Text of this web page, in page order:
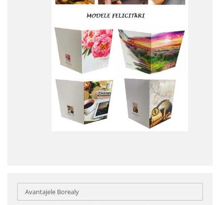
Avantajele Borealy